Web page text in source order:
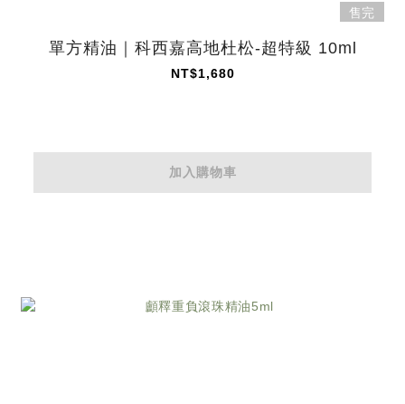
售完
單方精油｜科西嘉高地杜松-超特級 10ml
NT$1,680
加入購物車